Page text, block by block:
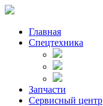
Главная
Спецтехника
Запчасти
Сервисный центр